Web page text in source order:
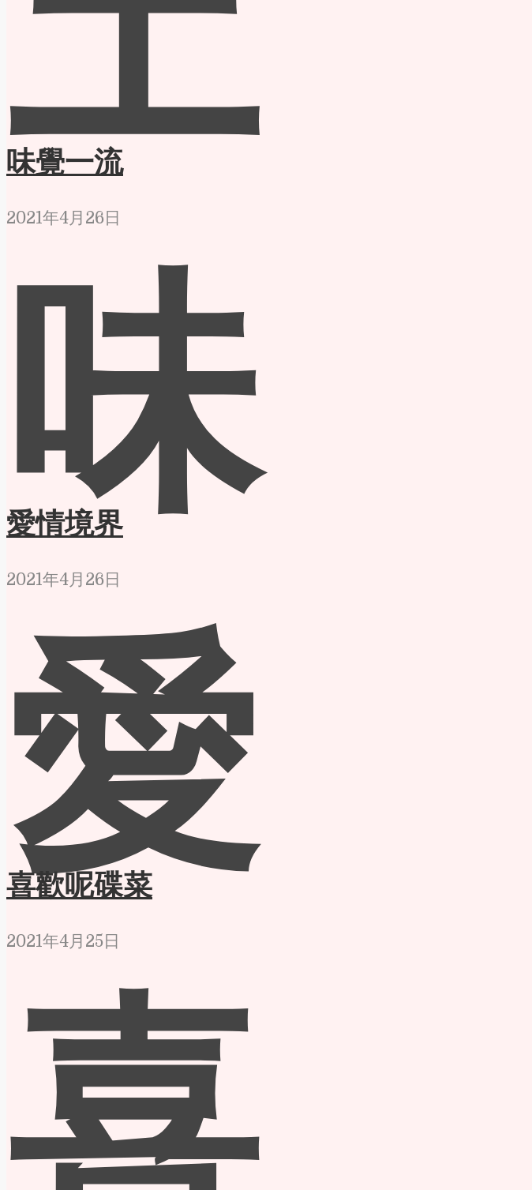
土
味覺一流
2021年4月26日
味
愛情境界
2021年4月26日
愛
喜歡呢碟菜
2021年4月25日